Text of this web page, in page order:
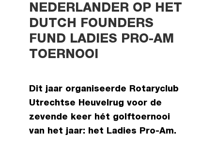
NEDERLANDER OP HET
DUTCH FOUNDERS
FUND LADIES PRO-AM
TOERNOOI
Dit jaar organiseerde Rotaryclub
Utrechtse Heuvelrug voor de
zevende keer hét golftoernooi
van het jaar: het Ladies Pro-Am.